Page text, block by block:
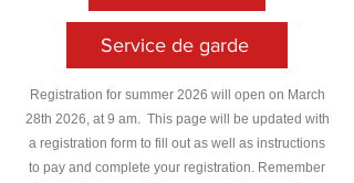
Service de garde
Registration for summer 2026 will open on March
28th 2026, at 9 am. This page will be updated with
a registration form to fill out as well as instructions
to pay and complete your registration. Remember